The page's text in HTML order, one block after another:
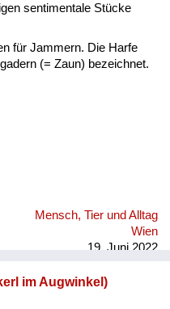
sentimentale Stücke
für Jammern. Die Harfe
(= Zaun) bezeichnet.
Mensch, Tier und Alltag
Wien
19. Juni 2022
im Augwinkel)